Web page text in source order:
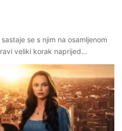
se s njim na osamljenom
veliki korak naprijed…